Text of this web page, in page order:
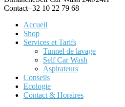
Contact+32 10 22 79 68
Accueil
Shop
Services et Tarifs
Tunnel de lavage
Self Car Wash
Aspirateurs
Conseils
Ecologie
Contact & Horaires